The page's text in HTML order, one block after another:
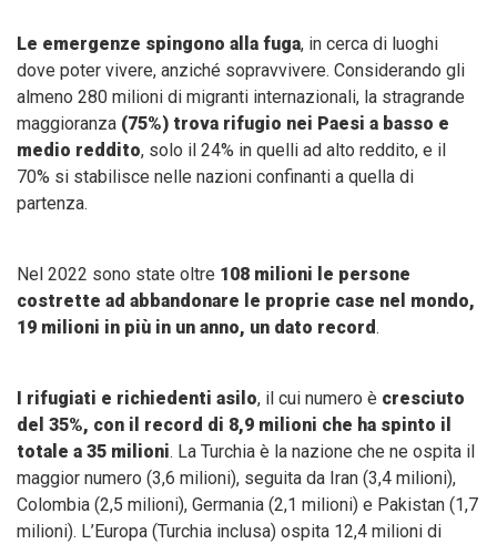
Le emergenze spingono alla fuga, in cerca di luoghi
dove poter vivere, anziché sopravvivere. Considerando gli
almeno 280 milioni di migranti internazionali, la stragrande
maggioranza (75%) trova rifugio nei Paesi a basso e
medio reddito, solo il 24% in quelli ad alto reddito, e il
70% si stabilisce nelle nazioni confinanti a quella di
partenza.
Nel 2022 sono state oltre 108 milioni le persone
costrette ad abbandonare le proprie case nel mondo,
19 milioni in più in un anno, un dato record.
I rifugiati e richiedenti asilo, il cui numero è cresciuto
del 35%, con il record di 8,9 milioni che ha spinto il
totale a 35 milioni. La Turchia è la nazione che ne ospita il
maggior numero (3,6 milioni), seguita da Iran (3,4 milioni),
Colombia (2,5 milioni), Germania (2,1 milioni) e Pakistan (1,7
milioni). L’Europa (Turchia inclusa) ospita 12,4 milioni di